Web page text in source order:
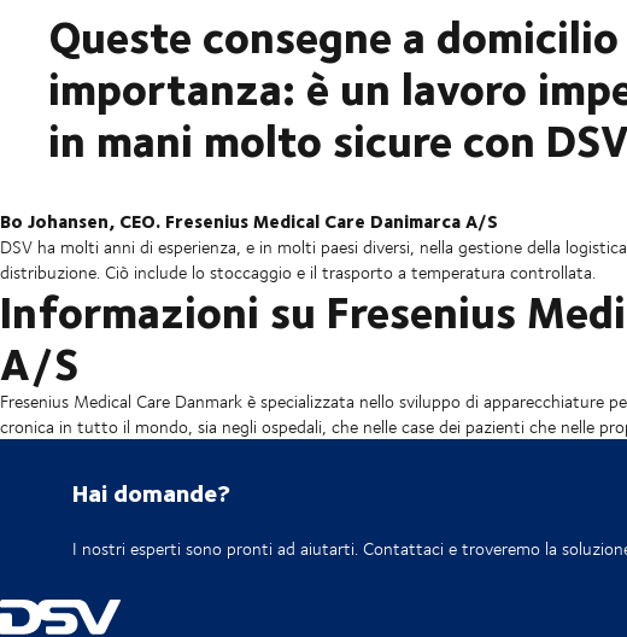
Queste consegne a
importanza: è un lavoro
in mani molto sicure con DSV
Bo Johansen, CEO. Fresenius Medical Care Danimarca A/S
DSV ha molti anni di esperienza, e in molti paesi diversi, nella gestione della
distribuzione. Ciò include lo stoccaggio e il trasporto a temperatura controllata.
Informazioni su Fresenius
A/S
Fresenius Medical Care Danmark è specializzata nello sviluppo di apparecchiature
cronica in tutto il mondo, sia negli ospedali, che nelle case dei pazienti che nelle
Hai domande?
I nostri esperti sono pronti ad aiutarti. Contattaci e troveremo la